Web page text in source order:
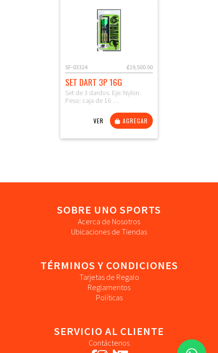
₡19,500.00
SF-03324
SET DART 3P 16G
Set de 3 dardos. Eje: Nylon.
Peso: caja de 16 …
VER AGREGAR
SOBRE UNO SPORTS
Acerca de Nosotros
Ubicaciones de Tiendas
TÉRMINOS Y CONDICIONES
Tarjetas de Regalo
Reglamentos
Políticas
SERVICIO AL CLIENTE
Contáctenos